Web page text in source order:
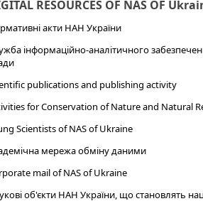
RESOURCES OF NAS OF
акти НАН України
інформаційно-аналітичного
publications and publishing activity
for Conservation of Nature and Natural
Scientists of NAS of Ukraine
мережа обміну даними
mail of NAS of Ukraine
об'єкти НАН України, що становлять